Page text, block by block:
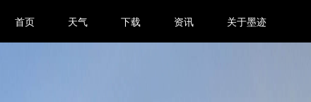
首页 天气 下载 资讯 关于墨迹